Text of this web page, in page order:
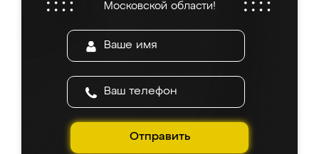
Московской области!
Отправить